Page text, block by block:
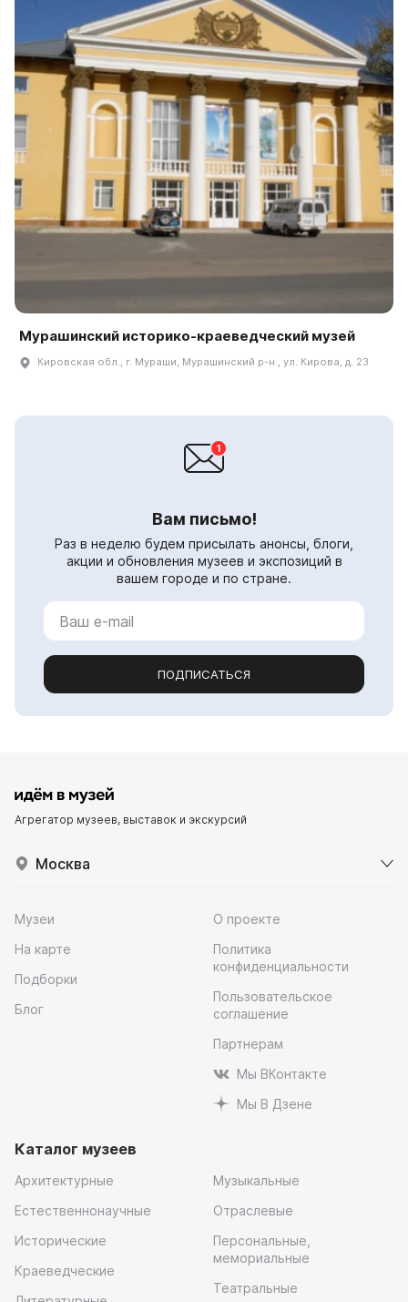
Мурашинский историко-краеведческий музей
Кировская обл., г. Мураши, Мурашинский р-н., ул. Кирова, д. 23
Вам письмо!
Раз в неделю будем присылать анонсы, блоги,
акции и обновления музеев и экспозиций в
вашем городе и по стране.
ПОДПИСАТЬСЯ
Агрегатор музеев, выставок и экскурсий
Москва
Музеи
На карте
Подборки
Блог
О проекте
Политика
конфиденциальности
Пользовательское
соглашение
Партнерам
Мы ВКонтакте
Мы В Дзене
Каталог музеев
Архитектурные
Естественнонаучные
Исторические
Краеведческие
Музыкальные
Отраслевые
Персональные,
мемориальные
Театральные